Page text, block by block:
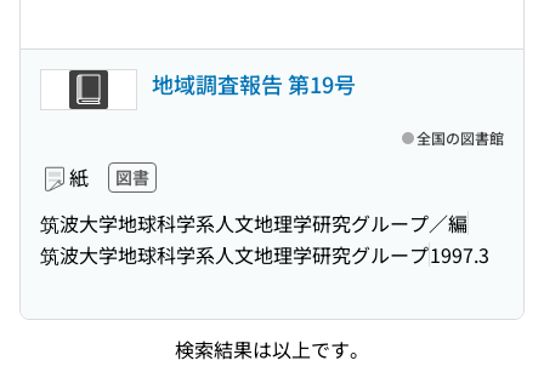
地域調査報告 第19号
紙 図書
筑波大学地球科学系人文地理学研究グループ／編
筑波大学地球科学系人文地理学研究グループ1997.3
全国の図書館
検索結果は以上です。